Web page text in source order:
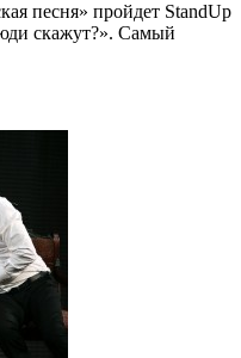
песня» пройдет StandUp
скажут?». Самый